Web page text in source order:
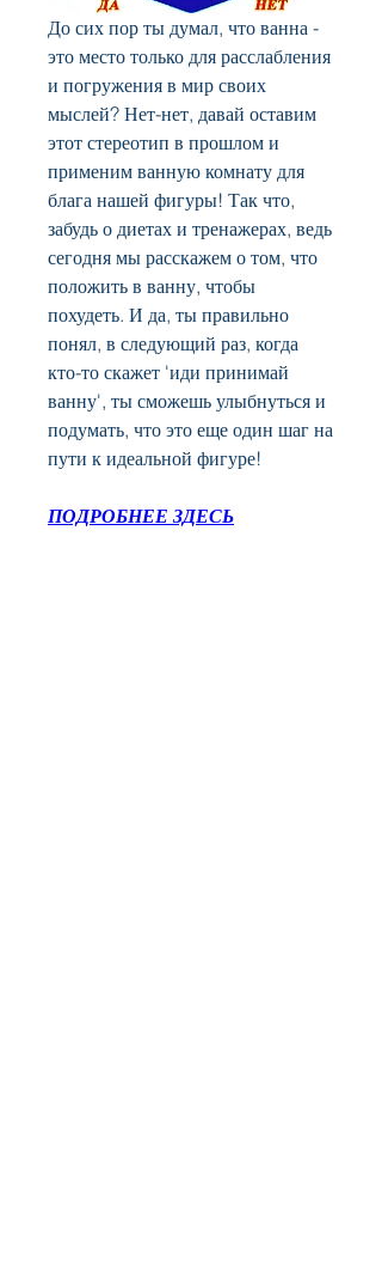
До сих пор ты думал, что ванна -
это место только для расслабления
и погружения в мир своих
мыслей? Нет-нет, давай оставим
этот стереотип в прошлом и
применим ванную комнату для
блага нашей фигуры! Так что,
забудь о диетах и тренажерах, ведь
сегодня мы расскажем о том, что
положить в ванну, чтобы
похудеть. И да, ты правильно
понял, в следующий раз, когда
кто-то скажет 'иди принимай
ванну', ты сможешь улыбнуться и
подумать, что это еще один шаг на
пути к идеальной фигуре!
ПОДРОБНЕЕ ЗДЕСЬ